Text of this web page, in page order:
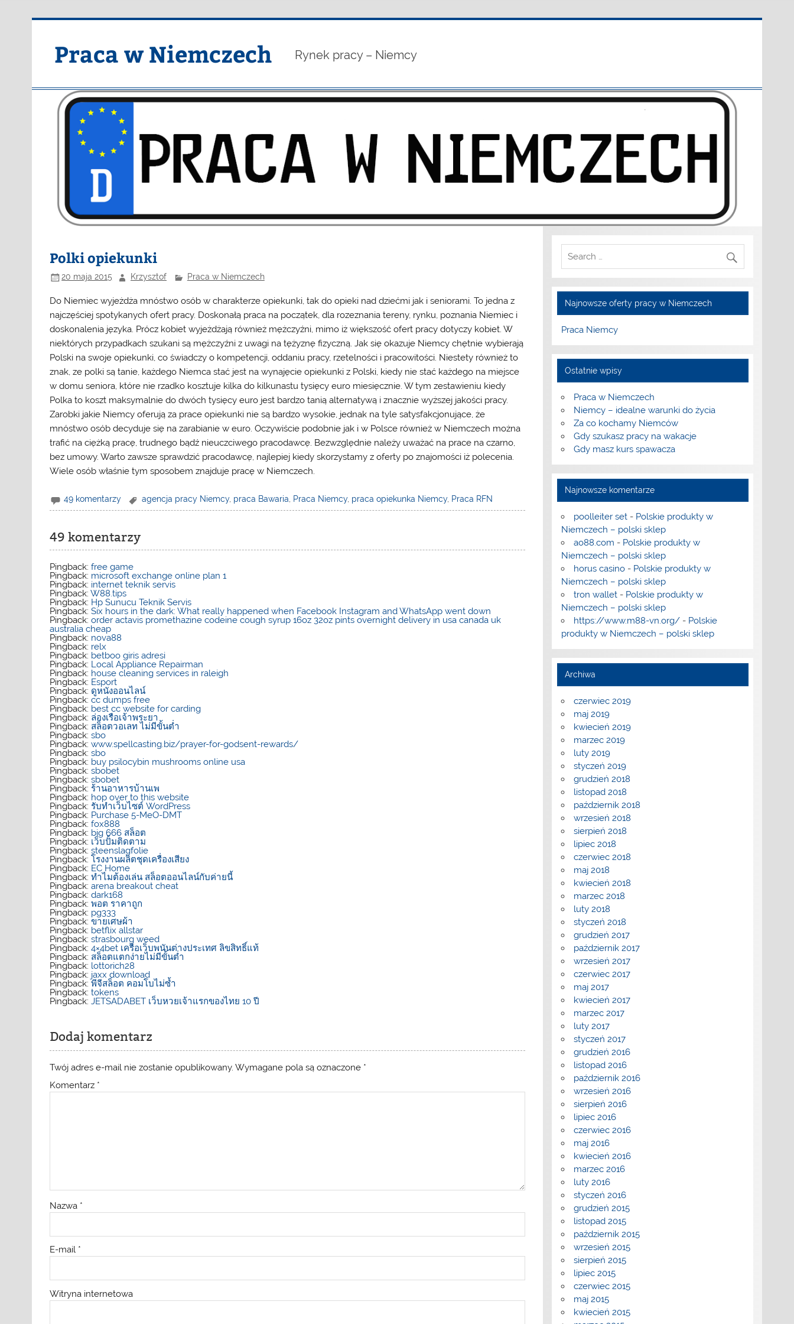
Praca w Niemczech Rynek pracy – Niemcy
Polki opiekunki
20 maja 2015 Krzysztof Praca w Niemczech
Do Niemiec wyjeżdża mnóstwo osób w charakterze opiekunki, tak do opieki nad dziećmi jak i seniorami. To jedna z
najczęściej spotykanych ofert pracy. Doskonałą praca na początek, dla rozeznania tereny, rynku, poznania Niemiec i
doskonalenia języka. Prócz kobiet wyjeżdżają również mężczyźni, mimo iż większość ofert pracy dotyczy kobiet. W
niektórych przypadkach szukani są mężczyźni z uwagi na tężyznę fizyczną. Jak się okazuje Niemcy chętnie wybierają
Polski na swoje opiekunki, co świadczy o kompetencji, oddaniu pracy, rzetelności i pracowitości. Niestety również to
znak, ze polki są tanie, każdego Niemca stać jest na wynajęcie opiekunki z Polski, kiedy nie stać każdego na miejsce
w domu seniora, które nie rzadko kosztuje kilka do kilkunastu tysięcy euro miesięcznie. W tym zestawieniu kiedy
Polka to koszt maksymalnie do dwóch tysięcy euro jest bardzo tanią alternatywą i znacznie wyższej jakości pracy.
Zarobki jakie Niemcy oferują za prace opiekunki nie są bardzo wysokie, jednak na tyle satysfakcjonujące, że
mnóstwo osób decyduje się na zarabianie w euro. Oczywiście podobnie jak i w Polsce również w Niemczech można
trafić na ciężką pracę, trudnego bądź nieuczciwego pracodawcę. Bezwzględnie należy uważać na prace na czarno,
bez umowy. Warto zawsze sprawdzić pracodawcę, najlepiej kiedy skorzystamy z oferty po znajomości iż polecenia.
Wiele osób właśnie tym sposobem znajduje pracę w Niemczech.
49 komentarzy agencja pracy Niemcy, praca Bawaria Praca Niemcy, praca opiekunka Niemcy, Praca RFN
49 komentarzy
Pingback:free game
Pingback: microsoft exchange online plan 1
Pingback: internet teknik servis
Pingback:W88.tips
Pingback: Hp Sunucu Teknik Servis
Pingback:Six hours in the dark: What really happened when Facebook Instagram and WhatsApp went down
Pingback:order actavis promethazine codeine cough syrup 16oz 32oz pints overnight delivery in usa canada uk
australia cheap
Pingback: nova88
Pingback: relx
Pingback: betboo giris adresi
Pingback: Local Appliance Repairman
Pingback: house cleaning services in raleigh
Pingback: Esport
Pingback: ดูหนังออนไลน์
Pingback:cc dumps free
Pingback: best cc website for carding
Pingback: ล่องเรือเจ้าพระยา
Pingback: สล็อตวอเลท ไม่มีขั้นต่ำ
Pingback:sbo
Pingback:www.spellcasting.biz/prayer-for-godsent-rewards/
Pingback:sbo
Pingback: buy psilocybin mushrooms online usa​
Pingback:sbobet
Pingback:sbobet
Pingback: ร้านอาหารบ้านเพ
Pingback: hop over to this website
Pingback: รับทำเว็บไซต์ WordPress
Pingback: Purchase 5-MeO-DMT
Pingback:fox888
Pingback: big 666 สล็อต
Pingback: เว็บปั้มติดตาม
Pingback:steenslagfolie
Pingback:โรงงานผลิตชุดเครื่องเสียง
Pingback: EC Home
Pingback:ทำไมต้องเล่น สล็อตออนไลน์กับค่ายนี้
Pingback:arena breakout cheat
Pingback:dark168
Pingback:พอต ราคาถูก
Pingback: pg333
Pingback:ขายเศษผ้า
Pingback: betflix allstar
Pingback:strasbourg weed
Pingback:4×4bet เครือเว็บพนันต่างประเทศ ลิขสิทธิ์แท้
Pingback: สล็อตแตกง่ายไม่มีขั้นต่ำ
Pingback: lottorich28
Pingback: jaxx download
Pingback:พีจีสล็อต คอมโบไม่ซ้ำ
Pingback:tokens
Pingback:JETSADABET เว็บหวยเจ้าแรกของไทย 10 ปี
Dodaj komentarz
Twój adres e-mail nie zostanie opublikowany. Wymagane pola są oznaczone *
Komentarz *
Nazwa *
E-mail *
Witryna internetowa
Najnowsze oferty pracy w Niemczech
Praca Niemcy
Ostatnie wpisy
Praca w Niemczech
Niemcy – idealne warunki do życia
Za co kochamy Niemców
Gdy szukasz pracy na wakacje
Gdy masz kurs spawacza
Najnowsze komentarze
poolleiter set- Polskie produkty w
Niemczech – polski sklep
ao88.com - Polskie produkty w
Niemczech – polski sklep
horus casino- Polskie produkty w
Niemczech – polski sklep
tron wallet- Polskie produkty w
Niemczech – polski sklep
https://www.m88-vn.org/- Polskie
produkty w Niemczech – polski sklep
Archiwa
czerwiec 2019
maj 2019
kwiecień 2019
marzec 2019
luty 2019
styczeń 2019
grudzień 2018
listopad 2018
październik 2018
wrzesień 2018
sierpień 2018
lipiec 2018
czerwiec 2018
maj 2018
kwiecień 2018
marzec 2018
luty 2018
styczeń 2018
grudzień 2017
październik 2017
wrzesień 2017
czerwiec 2017
maj 2017
kwiecień 2017
marzec 2017
luty 2017
styczeń 2017
grudzień 2016
listopad 2016
październik 2016
wrzesień 2016
sierpień 2016
lipiec 2016
czerwiec 2016
maj 2016
kwiecień 2016
marzec 2016
luty 2016
styczeń 2016
grudzień 2015
listopad 2015
październik 2015
wrzesień 2015
sierpień 2015
lipiec 2015
czerwiec 2015
maj 2015
kwiecień 2015